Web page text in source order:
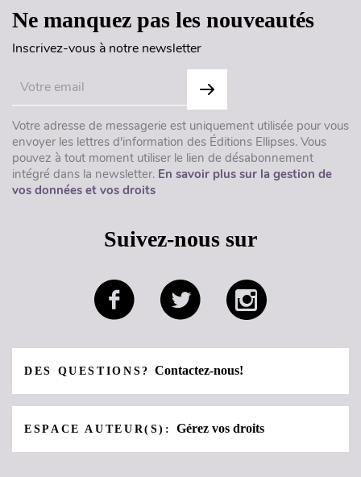
Ne manquez pas les nouveautés
Inscrivez-vous à notre newsletter
Votre adresse de messagerie est uniquement utilisée pour vous
envoyer les lettres d'information des Éditions Ellipses. Vous
pouvez à tout moment utiliser le lien de désabonnement
intégré dans la newsletter. En savoir plus sur la gestion de
vos données et vos droits
Suivez-nous sur
DES QUESTIONS?Contactez-nous!
ESPACE AUTEUR(S):Gérez vos droits